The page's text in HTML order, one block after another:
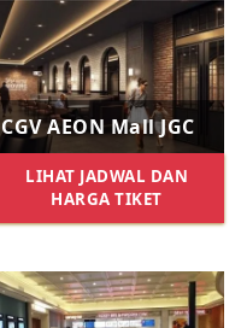
CGV AEON Mall JGC
LIHAT JADWAL DAN
HARGA TIKET